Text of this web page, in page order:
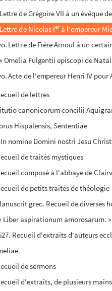
de Grégoire VII à un évêque
de Nicolas Ier à l'empereur
Lettre de Frère Arnoul à un
Omelia Fulgentii episcopi de
Acte de l'empereur Henri IV
de lettres
canonicorum concilii
Hispalensis, Sententiae
In nomine Domini nostri Jesu
de traités mystiques
composé à l'abbaye de
de petits traités de théologie
grec. Recueil de diverses
Liber aspirationum amorosarum.
Recueil d'extraits d'auteurs
de sermons
d'extraits, de plusieurs mains